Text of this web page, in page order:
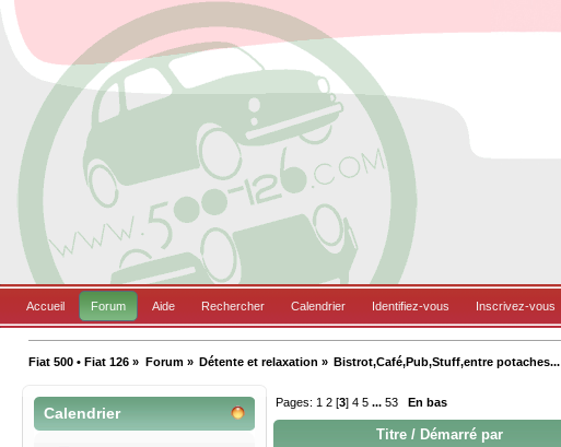
Accueil Forum Aide Rechercher Calendrier Identifiez-vous Inscrivez-vous
Fiat 500 • Fiat 126 » Forum» Détente et relaxation » Bistrot,Café,Pub,Stuff,entre potaches...
Calendrier
Pages: 1 2 [3]4 5 ...53 En bas
Titre / Démarré par